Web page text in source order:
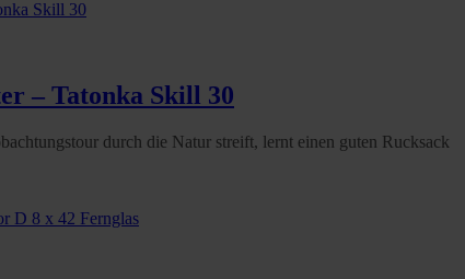
– Tatonka Skill 30
durch die Natur streift, lernt einen guten Rucksack